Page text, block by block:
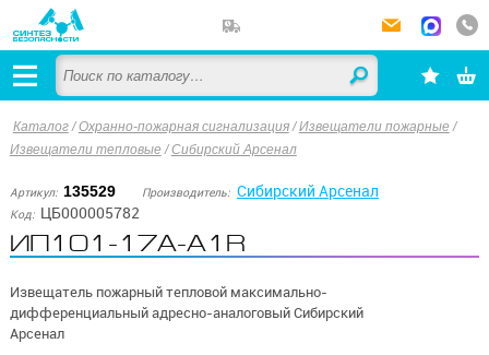
Каталог/Охранно-пожарная сигнализация /Извещатели пожарные /
Извещатели тепловые /Сибирский Арсенал
Артикул: 135529 Производитель: Сибирский Арсенал
Код: ЦБ000005782
ИП101-17А-A1R
Извещатель пожарный тепловой максимально-
дифференциальный адресно-аналоговый Сибирский
Арсенал